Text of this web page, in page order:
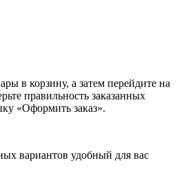
в корзину, а затем перейдите на
правильность заказанных
«Оформить заказ».
вариантов удобный для вас